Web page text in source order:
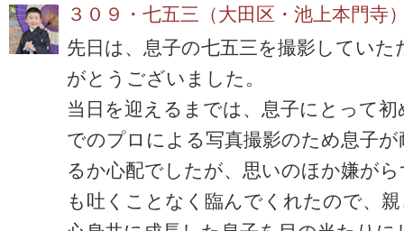
３０９・七五三（大田区・池上本門寺
先日は、息子の七五三を撮影していた
がとうございました。
当日を迎えるまでは、息子にとって初
でのプロによる写真撮影のため息子
るか心配でしたが、思いのほか嫌がら
も吐くことなく臨んでくれたので、